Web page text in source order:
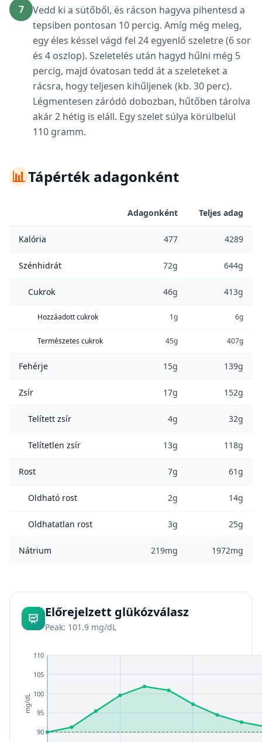
7
Vedd ki a sütőből, és rácson hagyva pihentesd a
tepsiben pontosan 10 percig. Amíg még meleg,
egy éles késsel vágd fel 24 egyenlő szeletre (6 sor
és 4 oszlop). Szeletelés után hagyd hűlni még 5
percig, majd óvatosan tedd át a szeleteket a
rácsra, hogy teljesen kihűljenek (kb. 30 perc).
Légmentesen záródó dobozban, hűtőben tárolva
akár 2 hétig is eláll. Egy szelet súlya körülbelül
110 gramm.
📊Tápérték adagonként
Adagonként Teljes adag
Kalória 477 4289
Szénhidrát 72g 644g
Cukrok 46g 413g
Hozzáadott cukrok 1g 6g
Természetes cukrok 45g 407g
Fehérje 15g 139g
Zsír 17g 152g
Telített zsír 4g 32g
Telítetlen zsír 13g 118g
Rost 7g 61g
Oldható rost 2g 14g
Oldhatatlan rost 3g 25g
Nátrium 219mg 1972mg
Előrejelzett glükózválasz
Peak: 101.9 mg/dL
90
95
100
105
110
mg/dL